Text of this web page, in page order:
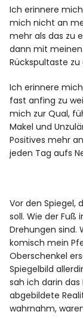
Ich erinnere
mich nicht an
mehr als das zu
dann mit meinen
Rückspultaste zu
Ich erinnere
fast anfing zu
mich zur Qual,
Makel und
Positives mehr
jeden Tag aufs
Vor den Spiegel,
soll. Wie der Fuß
Drehungen sind.
komisch mein
Oberschenkel
Spiegelbild
sah ich darin
abgebildete
wahrnahm,